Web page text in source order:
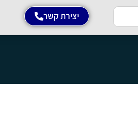
יצירת קשר